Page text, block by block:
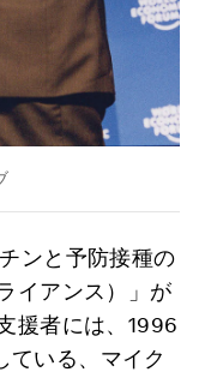
ンと予防接種の
イアンス）」が
援者には、1996
ている、マイク